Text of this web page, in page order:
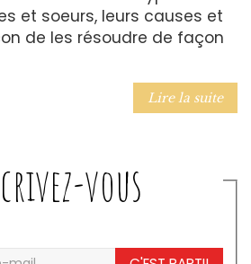
et soeurs, leurs causes et
de les résoudre de façon
Lire la suite
vous